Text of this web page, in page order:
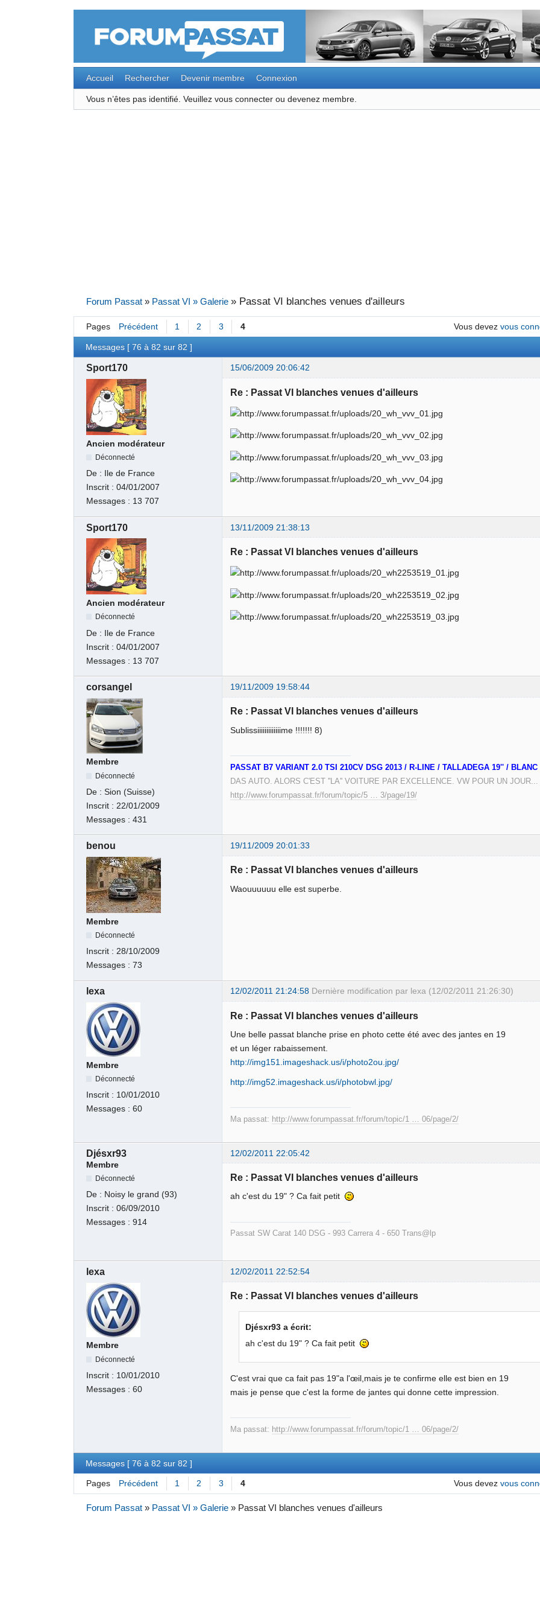
Accueil Rechercher Devenir membre Connexion
Vous n’êtes pas identifié. Veuillez vous connecter ou devenez membre.
Forum Passat » Passat VI » Galerie » Passat VI blanches venues d'ailleurs
Pages Précédent 1 2 3 4 Vous devez vous
Messages [ 76 à 82 sur 82 ]
Sport170 15/06/2009 20:06:42
Ancien modérateur
Déconnecté
De :
Ile de France
Inscrit :04/01/2007
Messages : 13 707
Re : Passat VI blanches venues d'ailleurs
Sport170 13/11/2009 21:38:13
Ancien modérateur
Déconnecté
De : Ile de France
Inscrit :04/01/2007
Messages : 13 707
Re : Passat VI blanches venues d'ailleurs
corsangel 19/11/2009 19:58:44
Membre
Déconnecté
De :Sion (Suisse)
Inscrit : 22/01/2009
Messages :431
Re : Passat VI blanches venues d'ailleurs
Sublissiiiiiiiiiiiiime !!!!!!! 8)
PASSAT B7 VARIANT 2.0 TSI 210CV DSG 2013 / R-LINE / TALLADEGA 19'' /
DAS AUTO. ALORS C'EST ''LA'' VOITURE PAR EXCELLENCE. VW POUR UN
http://www.forumpassat.fr/forum/topic/5 … 3/page/19/
benou 19/11/2009 20:01:33
Membre
Déconnecté
Inscrit :28/10/2009
Messages :73
Re : Passat VI blanches venues d'ailleurs
Waouuuuuu elle est superbe.
lexa 12/02/2011 21:24:58 Dernière modification par lexa (12/02/2011 21:26:30)
Membre
Déconnecté
Inscrit : 10/01/2010
Messages :60
Re : Passat VI blanches venues d'ailleurs
Une belle passat blanche prise en photo cette été avec des jantes en 19
et un léger rabaissement.
http://img151.imageshack.us/i/photo2ou.jpg/
http://img52.imageshack.us/i/photobwl.jpg/
Ma passat: http://www.forumpassat.fr/forum/topic/1 … 06/page/2/
Djésxr93
12/02/2011 22:05:42
Membre
Déconnecté
De : Noisy le grand (93)
Inscrit :06/09/2010
Messages :914
Re : Passat VI blanches venues d'ailleurs
ah c'est du 19" ? Ca fait petit
Passat SW Carat 140 DSG - 993 Carrera 4 - 650 Trans@lp
lexa 12/02/2011 22:52:54
Membre
Déconnecté
Inscrit : 10/01/2010
Messages :60
Re : Passat VI blanches venues d'ailleurs
Djésxr93 a écrit:
ah c'est du 19" ? Ca fait petit
C'est vrai que ca fait pas 19"a l'œil,mais je te confirme elle est bien en 19
mais je pense que c'est la forme de jantes qui donne cette impression.
Ma passat: http://www.forumpassat.fr/forum/topic/1 … 06/page/2/
Messages [ 76 à 82 sur 82 ]
Pages Précédent 1 2 3 4 Vous devez vous
Forum Passat » Passat VI » Galerie » Passat VI blanches venues d'ailleurs